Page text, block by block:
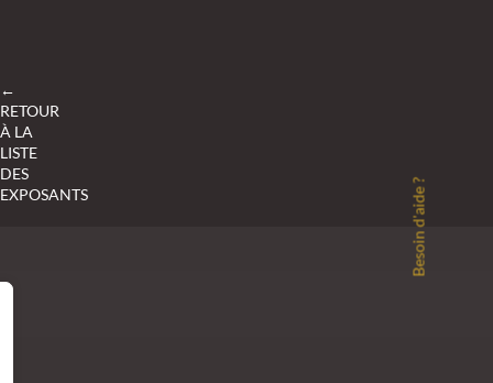
←
RETOUR
À LA
LISTE
DES
EXPOSANTS
Besoin d'aide ?